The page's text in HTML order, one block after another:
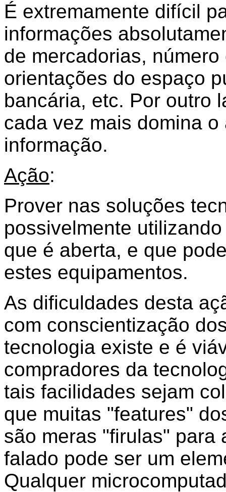
É extremamente difícil
informações
de mercadorias,
orientações do espaço
bancária, etc. Por outro
cada vez mais domina
informação.
Ação:
Prover nas soluções
possivelmente
que é aberta, e que
estes equipamentos.
As dificuldades desta
com conscientização
tecnologia existe e é
compradores da
tais facilidades sejam
que muitas "features"
são meras "firulas" para
falado pode ser um
Qualquer